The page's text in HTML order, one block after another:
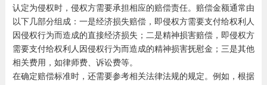
认定为侵权时，侵权方需要承担相应的赔偿责任。赔偿金额通常由
以下几部分组成：一是经济损失赔偿，即侵权方需要支付给权利人
因侵权行为而造成的直接经济损失；二是精神损害赔偿，即侵权方
需要支付给权利人因侵权行为而造成的精神损害抚慰金；三是其他
相关费用，如律师费、诉讼费等。
在确定赔偿标准时，还需要参考相关法律法规的规定。例如，根据